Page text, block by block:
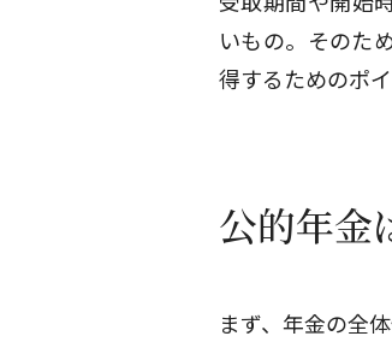
いもの。そのた
得するためのポ
公的年金
まず、年金の全